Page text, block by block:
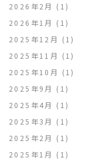
2026年2月
(1)
2026年1月
(1)
2025年12月
(1)
2025年11月
(1)
2025年10月
(1)
2025年9月
(1)
2025年4月
(1)
2025年3月
(1)
2025年2月
(1)
2025年1月
(1)